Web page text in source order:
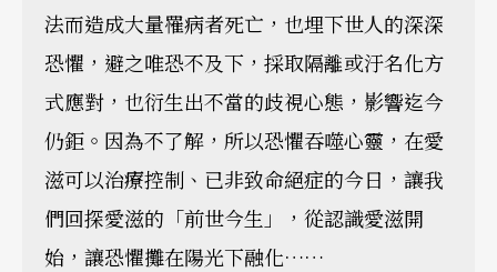
法而造成大量罹病者死亡，也埋下世人的深深
恐懼，避之唯恐不及下，採取隔離或汙名化方
式應對，也衍生出不當的歧視心態，影響迄今
仍鉅。因為不了解，所以恐懼吞噬心靈，在愛
滋可以治療控制、已非致命絕症的今日，讓我
們回探愛滋的「前世今生」，從認識愛滋開
始，讓恐懼攤在陽光下融化……